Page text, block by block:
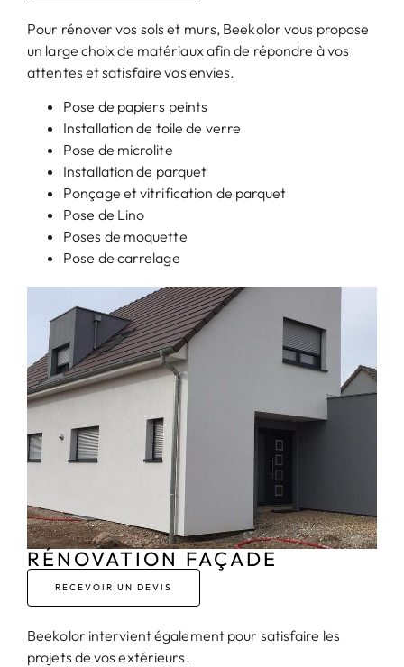
Pour rénover vos sols et murs, Beekolor vous propose
un large choix de matériaux afin de répondre à vos
attentes et satisfaire vos envies.
Pose de papiers peints
Installation de toile de verre
Pose de microlite
Installation de parquet
Ponçage et vitrification de parquet
Pose de Lino
Poses de moquette
Pose de carrelage
RÉNOVATION FAÇADE
RECEVOIR UN DEVIS
Beekolor intervient également pour satisfaire les
projets de vos extérieurs.